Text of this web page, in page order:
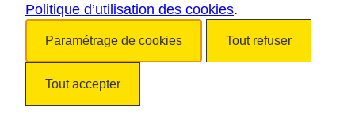
ACCESSIBILITÉ
Politique d’utilisation des cookies.
Paramétrage de cookies Tout refuser
Tout accepter